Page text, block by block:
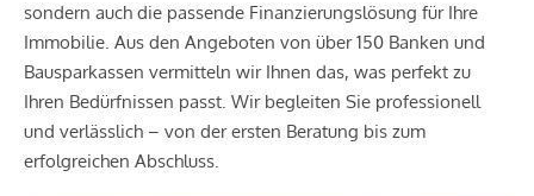
sondern auch die passende Finanzierungslösung für Ihre
Immobilie. Aus den Angeboten von über 150 Banken und
Bausparkassen vermitteln wir Ihnen das, was perfekt zu
Ihren Bedürfnissen passt. Wir begleiten Sie professionell
und verlässlich – von der ersten Beratung bis zum
erfolgreichen Abschluss.